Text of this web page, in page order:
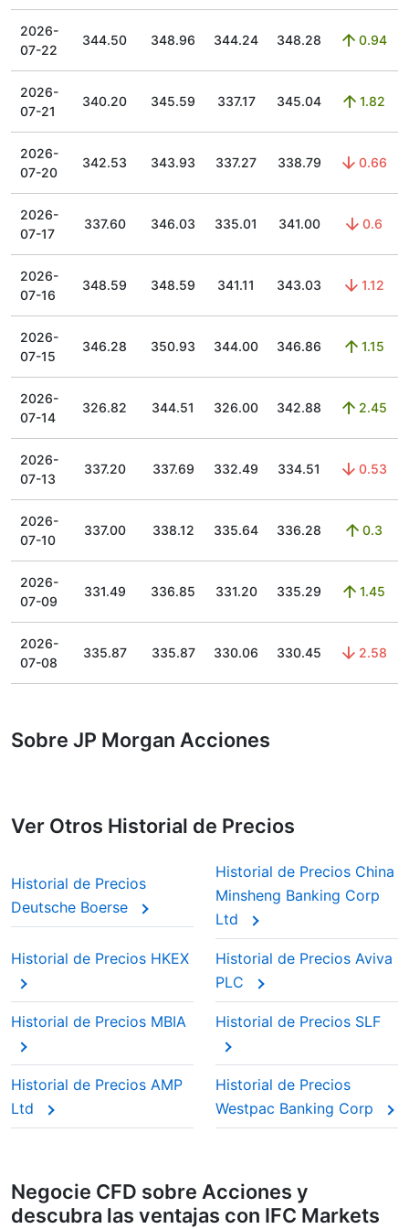
2026-
07-22
344.50 348.96 344.24 348.28 0.94
2026-
07-21
340.20 345.59 337.17 345.04 1.82
2026-
07-20
342.53 343.93 337.27 338.79 0.66
2026-
07-17
337.60 346.03 335.01 341.00 0.6
2026-
07-16
348.59 348.59 341.11 343.03 1.12
2026-
07-15
346.28 350.93 344.00 346.86 1.15
2026-
07-14
326.82 344.51 326.00 342.88 2.45
2026-
07-13
337.20 337.69 332.49 334.51 0.53
2026-
07-10
337.00 338.12 335.64 336.28 0.3
2026-
07-09
331.49 336.85 331.20 335.29 1.45
2026-
07-08
335.87 335.87 330.06 330.45 2.58
Sobre JP Morgan Acciones
Ver Otros Historial de Precios
Historial de Precios
Deutsche Boerse
Historial de Precios China
Minsheng Banking Corp
Ltd
Historial de Precios HKEX
Historial de Precios Aviva
PLC
Historial de Precios MBIA Historial de Precios SLF
Historial de Precios AMP
Ltd
Historial de Precios
Westpac Banking Corp
Negocie CFD sobre Acciones y
descubra las ventajas con IFC Markets